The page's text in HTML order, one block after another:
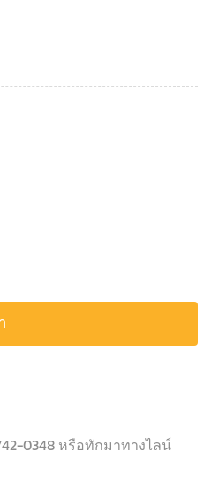
0348 หรือทักมาทางไลน์